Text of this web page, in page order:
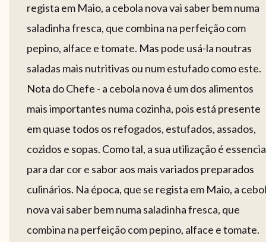
regista em Maio, a cebola nova vai saber bem numa
saladinha fresca, que combina na perfeição com
pepino, alface e tomate. Mas pode usá-la noutras
saladas mais nutritivas ou num estufado como este.
Nota do Chefe - a cebola nova é um dos alimentos
mais importantes numa cozinha, pois está presente
em quase todos os refogados, estufados, assados,
cozidos e sopas. Como tal, a sua utilização é
para dar cor e sabor aos mais variados preparados
culinários. Na época, que se regista em Maio, a
nova vai saber bem numa saladinha fresca, que
combina na perfeição com pepino, alface e tomate.